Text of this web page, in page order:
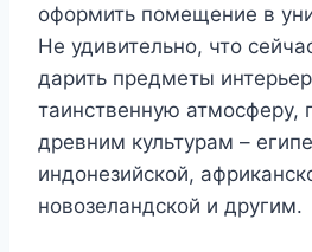
оформить помещение в
Не удивительно, что
дарить предметы
таинственную атмосферу,
древним культурам –
индонезийской,
новозеландской и другим.